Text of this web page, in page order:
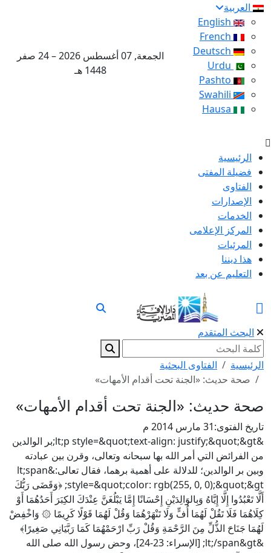
العربية
الجمعة, 07 أغسطس 2026 – 24 صفر
1448 هـ
الرئيسية
فضيلة المفتى
الفتاوى
الإصدارات
الخدمات
المركز الإعلامى
المرئيات
هذا ديننا
التعليم عن بعد
البحث المتقدم
الرئيسية
الفتاوى البحثية
صحة حديث: «الجنة تحت أقدام الأمهات»
صحة حديث: «الجنة تحت أقدام الأمهات»
تاريخ الفتوى:31 مارس 2014 م
&lt;p style=&quot;text-align: justify;&quot;&gt;بر الوالدين
من الفرائض التي أمر الله بها سبحانه وتعالى، وقرن بين عبادته
وبين بر الوالدين؛ للدلالة على أهمية برهما، فقال تعالى:&lt;span
style=&quot;color: rgb(255, 0, 0);&quot;&gt; ﴿وَقَضَى رَبُّكَ
أَلَّا تَعْبُدُوا إِلَّا إِيَّاهُ وَبِالوَالِدَيْنِ إِحْسَانًا إِمَّا يَبْلُغَنَّ عِنْدَكَ الكِبَرَ أَحَدُهُمَا أَوْ
كِلَاهُمَا فَلَا تَقُلْ لَهُمَا أُفٍّ وَلَا تَنْهَرْهُمَا وَقُلْ لَهُمَا قَوْلًا كَرِيمًا ۞ وَاخْفِضْ
لَهُمَا جَنَاحَ الذُّلِّ مِنَ الرَّحْمَةِ وَقُلْ رَبِّ ارْحَمْهُمَا كَمَا رَبَّيَانِي صَغِيرًا﴾
&lt;/span&gt; [الإسراء: 23-24]، وحض رسول الله صلى الله